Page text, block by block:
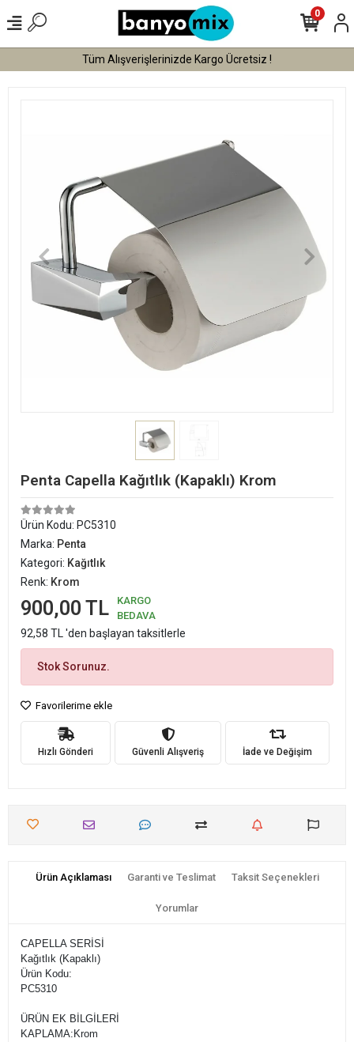
Tüm Alışverişlerinizde Kargo Ücretsiz !
0
Penta Capella Kağıtlık (Kapaklı) Krom
Ürün Kodu: PC5310
Marka: Penta
Kategori: Kağıtlık
Renk: Krom
900,00 TL
KARGO
BEDAVA
92,58 TL 'den başlayan taksitlerle
Stok Sorunuz.
Favorilerime ekle
Hızlı Gönderi Güvenli Alışveriş İade ve Değişim
Ürün Açıklaması Garanti ve Teslimat Taksit Seçenekleri
Yorumlar
CAPELLA SERİSİ
Kağıtlık (Kapaklı)
Ürün Kodu:
PC5310
ÜRÜN EK BİLGİLERİ
KAPLAMA: Krom